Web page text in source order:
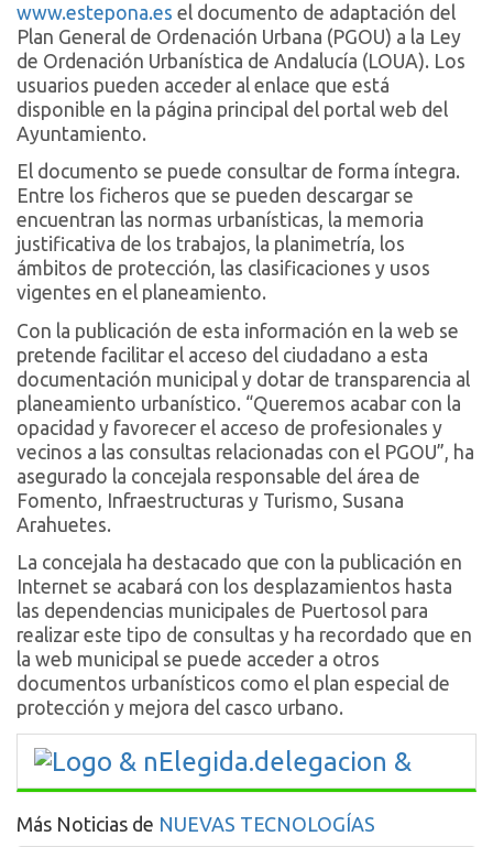
www.estepona.es el documento de adaptación del
Plan General de Ordenación Urbana (PGOU) a la Ley
de Ordenación Urbanística de Andalucía (LOUA). Los
usuarios pueden acceder al enlace que está
disponible en la página principal del portal web del
Ayuntamiento.
El documento se puede consultar de forma íntegra.
Entre los ficheros que se pueden descargar se
encuentran las normas urbanísticas, la memoria
justificativa de los trabajos, la planimetría, los
ámbitos de protección, las clasificaciones y usos
vigentes en el planeamiento.
Con la publicación de esta información en la web se
pretende facilitar el acceso del ciudadano a esta
documentación municipal y dotar de transparencia al
planeamiento urbanístico. “Queremos acabar con la
opacidad y favorecer el acceso de profesionales y
vecinos a las consultas relacionadas con el PGOU”, ha
asegurado la concejala responsable del área de
Fomento, Infraestructuras y Turismo, Susana
Arahuetes.
La concejala ha destacado que con la publicación en
Internet se acabará con los desplazamientos hasta
las dependencias municipales de Puertosol para
realizar este tipo de consultas y ha recordado que en
la web municipal se puede acceder a otros
documentos urbanísticos como el plan especial de
protección y mejora del casco urbano.
Más Noticias de NUEVAS TECNOLOGÍAS